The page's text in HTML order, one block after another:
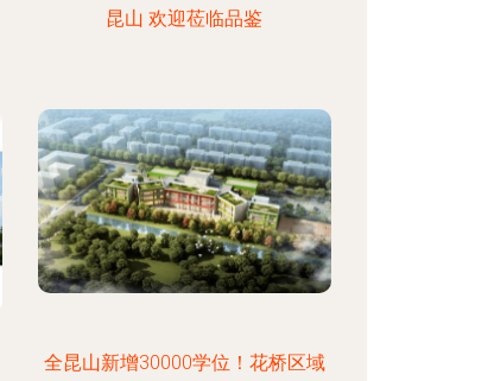
昆山 欢迎莅临品鉴
全昆山新增30000学位！花桥区域